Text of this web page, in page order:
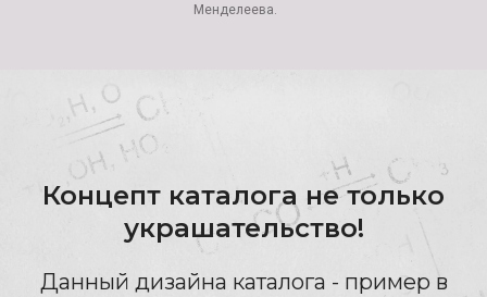
Менделеева.
Концепт каталога не только
украшательство!
Данный дизайна каталога - пример в